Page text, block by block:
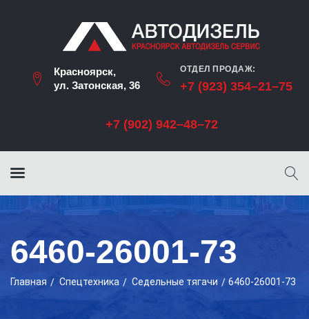
Красноярск,
ул. Затонская, 36
ОТДЕЛ ПРОДАЖ:
+7 (923) 354–21–75
+7 (902) 942–48–72
6460-26001-73
Главная Cпецтехника Седельные тягачи 6460-26001-73